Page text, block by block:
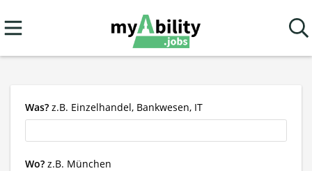
Was? z.B. Einzelhandel, Bankwesen, IT
Wo? z.B. München